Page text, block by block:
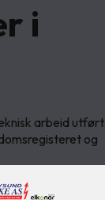
i
arbeid utført
og